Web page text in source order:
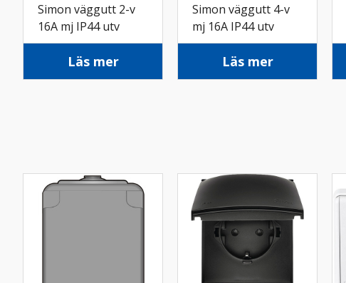
Simon väggutt 2-v
16A mj IP44 utv
skruv vit
Läs mer
Simon väggutt 4-v
mj 16A IP44 utv
skruv vit
Läs mer